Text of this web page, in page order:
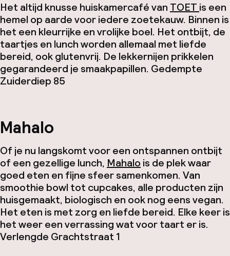
Het altijd knusse huiskamercafé van TOET is een
hemel op aarde voor iedere zoetekauw. Binnen is
het een kleurrijke en vrolijke boel. Het ontbijt, de
taartjes en lunch worden allemaal met liefde
bereid, ook glutenvrij. De lekkernijen prikkelen
gegarandeerd je smaakpapillen. Gedempte
Zuiderdiep 85
Mahalo
Of je nu langskomt voor een ontspannen ontbijt
of een gezellige lunch, Mahalo is de plek waar
goed eten en fijne sfeer samenkomen. Van
smoothie bowl tot cupcakes, alle producten zijn
huisgemaakt, biologisch en ook nog eens vegan.
Het eten is met zorg en liefde bereid. Elke keer is
het weer een verrassing wat voor taart er is.
Verlengde Grachtstraat 1